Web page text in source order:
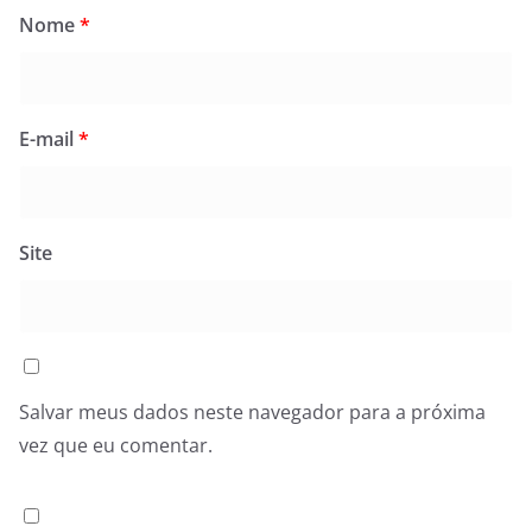
Nome*
E-mail*
Site
Salvar meus dados neste navegador para a próxima
vez que eu comentar.